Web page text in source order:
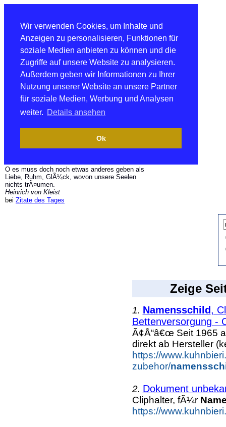
Wir verwenden Cookies, um Inhalte und
Anzeigen zu personalisieren, Funktionen für
soziale Medien anbieten zu können und die
Zugriffe auf unsere Website zu analysieren.
Außerdem geben wir Informationen zu Ihrer
Nutzung unserer Website an unsere Partner
für soziale Medien, Werbung und Analysen
weiter. Details ansehen
Ok
O es muss doch noch etwas anderes geben als
Liebe, Ruhm, GlÃ¼ck, wovon unsere Seelen
nichts trÃ¤umen.
Heinrich von Kleist
bei Zitate des Tages
Zeige
1. Namensschild,
Bettenversorgung -
Ã¢Å“â€œ Seit 1965
direkt ab Hersteller
https://
zubehor/
2. Dokument
Cliphalter, fÃ¼r
https://